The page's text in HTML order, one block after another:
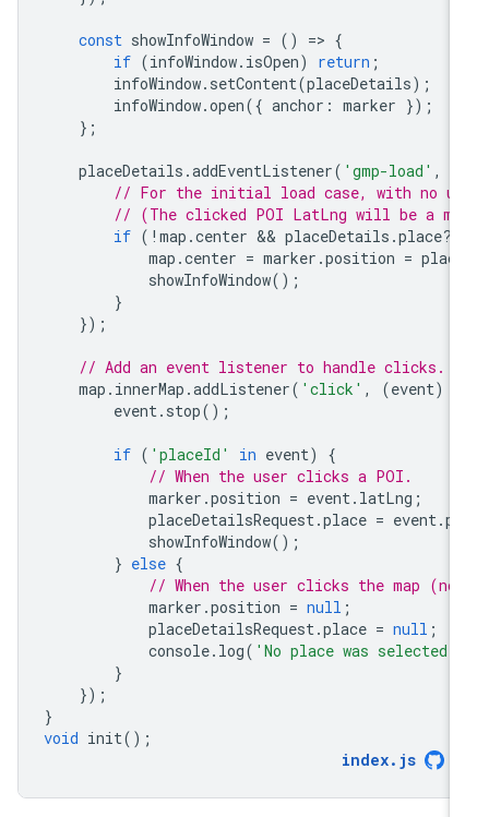
const showInfoWindow = () =
if (infoWindow.isOpen) return
infoWindow.setContent(placeDetails
infoWindow.open ({ anchor: marker
placeDetails.addEventListener('gmp-load'
// For the initial load case, with no
// (The clicked POI LatLng will be a
if (! map.center && placeDetails.place
map.center = marker.position =
showInfoWindow
// Add an event listener to handle clicks.
map.innerMap.addListener('click', (event
event.stop
if ('placeId' in event
// When the user clicks a POI.
marker.position = event.latLng
placeDetailsRequest.place = event
showInfoWindow
} else
// When the user clicks the map
marker.position = null
placeDetailsRequest.place = null
console.log( 'No place was
void init
index. js